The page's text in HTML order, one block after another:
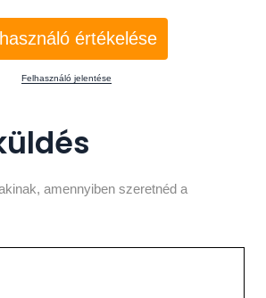
értékelése
Felhasználó jelentése
amennyiben szeretnéd a